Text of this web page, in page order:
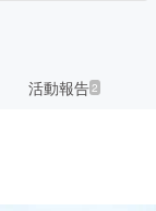
活動報告2